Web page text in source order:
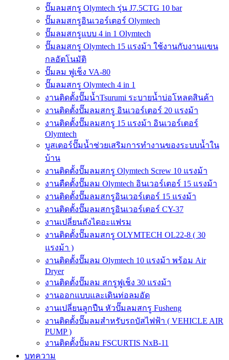
ปั๊มลมสกรู Olymtech รุ่น J7.5CTG 10 bar
ปั๊มลมสกรูอินเวอร์เตอร์ Olymtech
ปั๊มลมสกรูแบบ 4 in 1 Olymtech
ปั๊มลมสกรู Olymtech 15 แรงม้า ใช้งานกับงานแขน
กลอัตโนมัติ
ปั๊มลม ฟูเช็ง VA-80
ปั๊มลมสกรู Olymtech 4 in 1
งานติดตั้งปั๊มน้ำTsurumi ระบายน้ำบ่อโหลดสินค้า
งานติดตั้งปั๊มลมสกรู อินเวอร์เตอร์ 20 แรงม้า
งานติดตั้งปั๊มลมสกรู 15 แรงม้า อินเวอร์เตอร์
Olymtech
บูสเตอร์ปั๊มน้ำช่วยเสริมการทำงานของระบบน้ำใน
บ้าน
งานติดตั้งปั๊มลมสกรู Olymtech Screw 10 แรงม้า
งานตืดตั้งปั๊มลม Olymtech อินเวอร์เตอร์ 15 แรงม้า
งานติดตั้งปั๊มลมสกรูอินเวอร์เตอร์ 15 แรงม้า
งานติดตั้งปั๊มลมสกรูอินเวอร์เตอร์ CY-37
งานเปลี่ยนถังไดอะแฟรม
งานติดตั้งปั๊มลมสกรู OLYMTECH OL22-8 ( 30
แรงม้า )
งานติดตั้งปั๊มลม Olymtech 10 แรงม้า พร้อม Air
Dryer
งานติดตั้งปั๊มลม สกรูฟูเช็ง 30 แรงม้า
งานออกแบบและเดินท่อลมอัด
งานเปลี่ยนลูกปืน หัวปั๊มลมสกรู Fusheng
งานติดตั้งปั๊มลมสำหรับรถบัสไฟฟ้า ( VEHICLE AIR
PUMP )
งานติดตั้งปั้มลม FSCURTIS NxB-11
บทความ